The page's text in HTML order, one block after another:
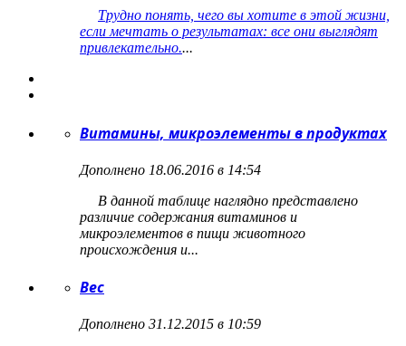
Трудно понять, чего вы хотите в этой жизни,
если мечтать о результатах: все они выглядят
привлекательно....
Витамины, микроэлементы в продуктах
Дополнено 18.06.2016 в 14:54
В данной таблице наглядно представлено
различие содержания витаминов и
микроэлементов в пищи животного
происхождения и...
Вес
Дополнено 31.12.2015 в 10:59